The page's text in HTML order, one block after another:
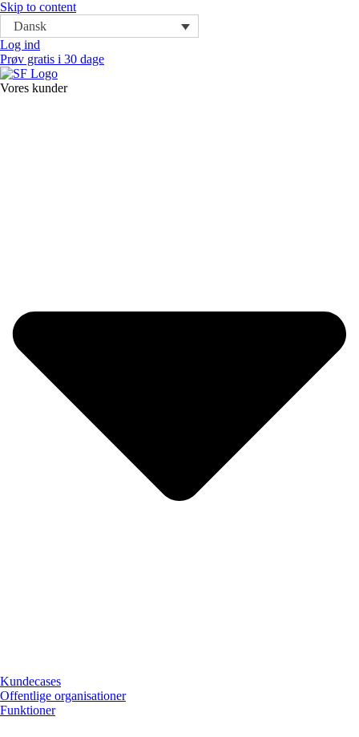
Skip to content
Dansk
Log ind
Prøv gratis i 30 dage
Vores kunder
Kundecases
Offentlige organisationer
Funktioner